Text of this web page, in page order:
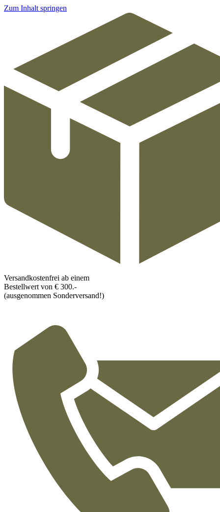
Zum Inhalt springen
Versandkostenfrei ab einem
Bestellwert von € 300.-
(ausgenommen Sonderversand!)